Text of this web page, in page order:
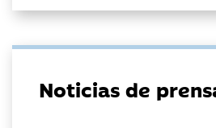
Noticias de